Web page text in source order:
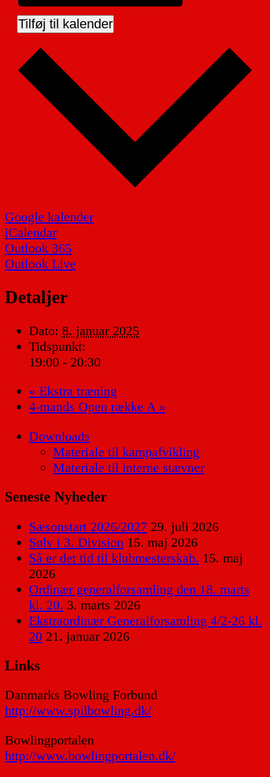
Tilføj til kalender
Google kalender
iCalendar
Outlook 365
Outlook Live
Detaljer
Dato: 8. januar 2025
Tidspunkt:
19:00 - 20:30
« Ekstra træning
4-mands Open række A »
Downloads
Materiale til kampafvikling
Materiale til interne stævner
Seneste Nyheder
Sæsonstart 2026/2027 29. juli 2026
Sølv i 3. Division 15. maj 2026
Så er det tid til klubmesterskab. 15. maj
2026
Ordinær generalforsamling den 18. marts
kl. 20. 3. marts 2026
Ekstraordinær Generalforsamling 4/2-26 kl.
20 21. januar 2026
Links
Danmarks Bowling Forbund
http://www.spilbowling.dk/
Bowlingportalen
http://www.bowlingportalen.dk/